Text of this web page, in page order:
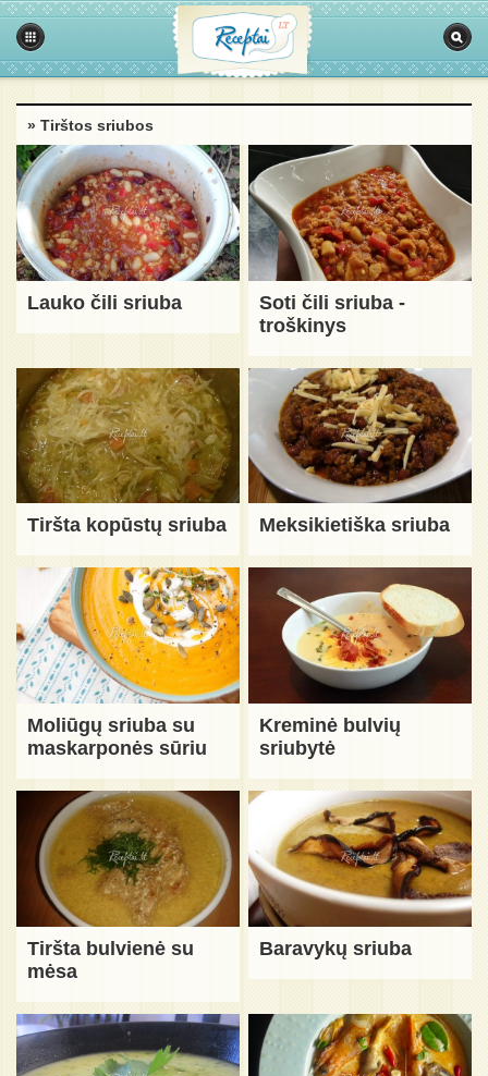
» Tirštos sriubos
Lauko čili sriuba
Soti čili sriuba -
troškinys
Tiršta kopūstų sriuba Meksikietiška sriuba
Moliūgų sriuba su
maskarponės sūriu
Kreminė bulvių
sriubytė
Tiršta bulvienė su
mėsa
Baravykų sriuba